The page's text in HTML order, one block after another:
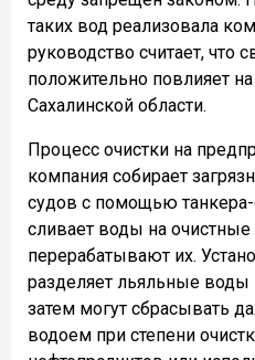
таких вод реализовала
руководство считает, что
положительно повлияет
Сахалинской области.
Процесс очистки на
компания собирает
судов с помощью
сливает воды на
перерабатывают их.
разделяет льяльные воды
затем могут сбрасывать
водоем при степени